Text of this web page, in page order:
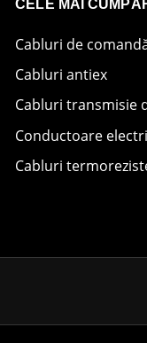
CELE MAI
Cabluri de
Cabluri antiex
Cabluri transmisie
Conductoare
Cabluri